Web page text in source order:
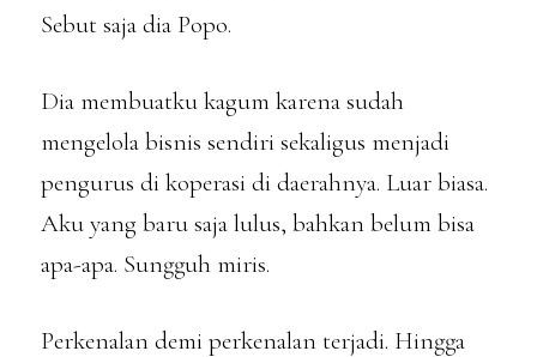
Sebut saja dia Popo.
Dia membuatku kagum karena sudah
mengelola bisnis sendiri sekaligus menjadi
pengurus di koperasi di daerahnya. Luar biasa.
Aku yang baru saja lulus, bahkan belum bisa
apa-apa. Sungguh miris.
Perkenalan demi perkenalan terjadi. Hingga